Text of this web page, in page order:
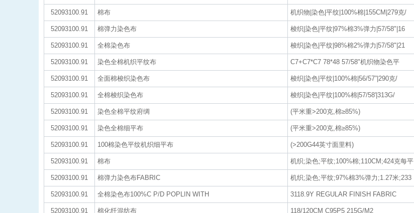
52093100.91 棉布 机织物|染色|平纹|100%棉|155CM|279克/
52093100.91 棉弹力染色布 梭织|染色|平纹|97%棉3%弹力|57/58"|16
52093100.91 全棉染色布 梭织|染色|平纹|98%棉2%弹力|57/58"|21
52093100.91 染色全棉机织平纹布 C7+C7*C7 78*48 57/58"机织物染色平
52093100.91 全面棉梭织染色布 梭织|染色|平纹|100%棉|56/57”|290克/
52093100.91 全棉梭织染色布 梭织|染色|平纹|100%棉|57/58'|313G/
52093100.91 染色全棉平纹府绸 (平米重>200克,棉≥85%)
52093100.91 染色全棉细平布 (平米重>200克,棉≥85%)
52093100.91 100棉染色平纹机织细平布 (>200G44英寸面里料)
52093100.91 棉布 机织;染色;平纹;100%棉;110CM;424克每平
52093100.91 棉弹力染色布FABRIC 机织;染色;平纹;97%棉3%弹力;1.27米;233
52093100.91 全棉染色布100%C P/D POPLIN WITH 3118.9Y REGULAR FINISH FABRIC
52093100.91 棉化纤混纺布 118/120CM C95P5 215G/M2